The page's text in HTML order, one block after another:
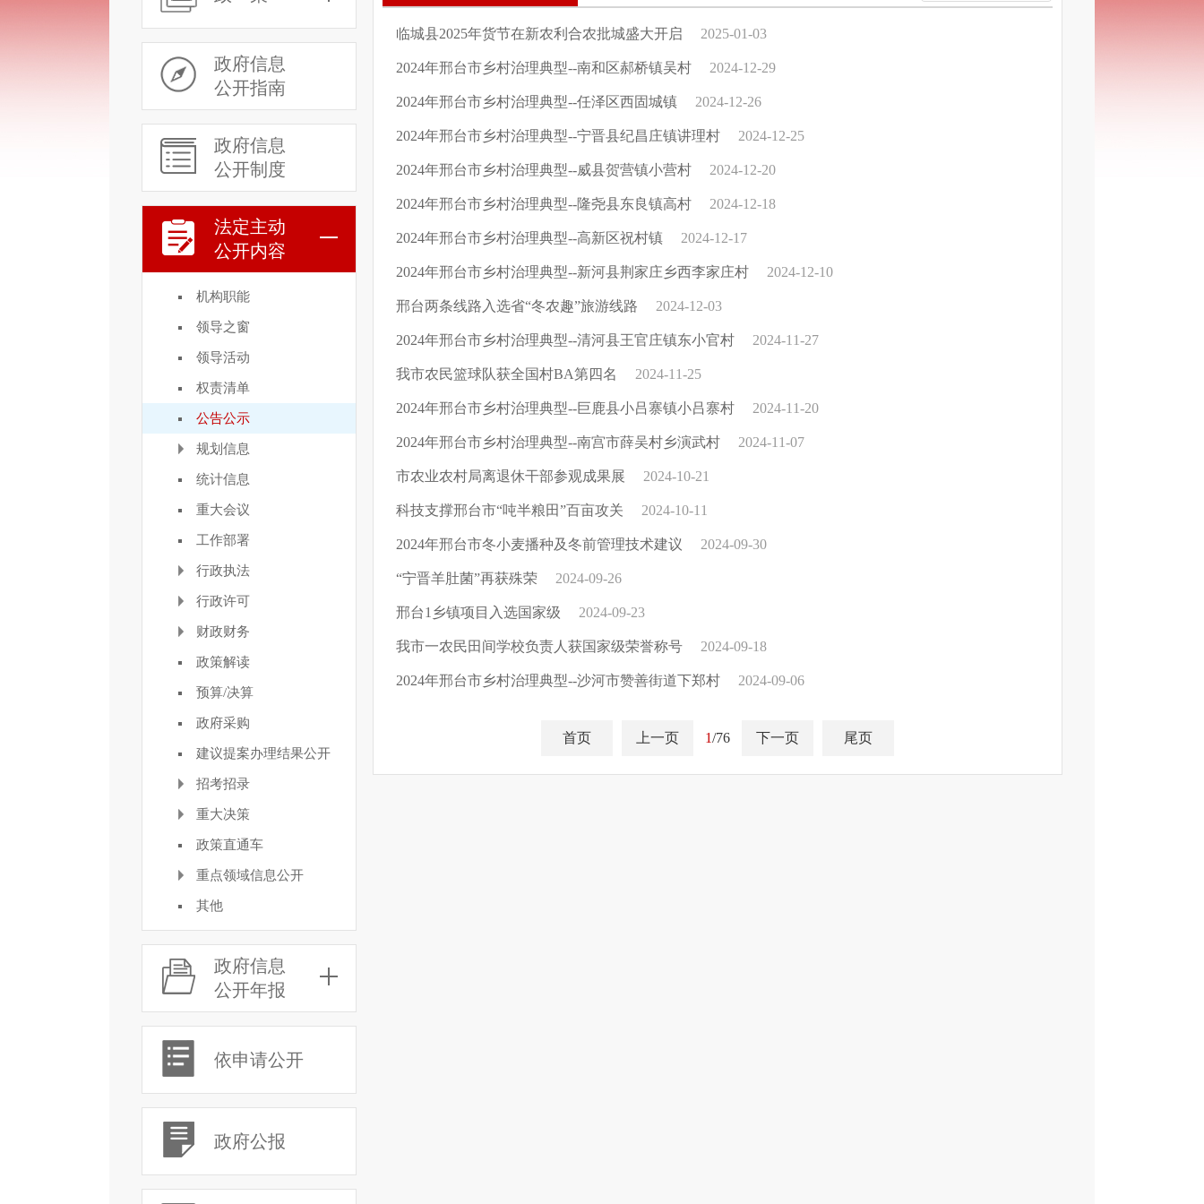
政府信息
公开指南
政府信息
公开制度
法定主动
公开内容
机构职能
领导之窗
领导活动
权责清单
公告公示
规划信息
统计信息
重大会议
工作部署
行政执法
行政许可
财政财务
政策解读
预算/决算
政府采购
建议提案办理结果公开
招考招录
重大决策
政策直通车
重点领域信息公开
其他
政府信息
公开年报
依申请公开
政府公报
临城县2025年货节在新农利合农批城盛大开启 2025-01-03
2024年邢台市乡村治理典型--南和区郝桥镇吴村 2024-12-29
2024年邢台市乡村治理典型--任泽区西固城镇 2024-12-26
2024年邢台市乡村治理典型--宁晋县纪昌庄镇讲理村 2024-12-25
2024年邢台市乡村治理典型--威县贺营镇小营村 2024-12-20
2024年邢台市乡村治理典型--隆尧县东良镇高村 2024-12-18
2024年邢台市乡村治理典型--高新区祝村镇 2024-12-17
2024年邢台市乡村治理典型--新河县荆家庄乡西李家庄村 2024-12-10
邢台两条线路入选省“冬农趣”旅游线路 2024-12-03
2024年邢台市乡村治理典型--清河县王官庄镇东小官村 2024-11-27
我市农民篮球队获全国村BA第四名 2024-11-25
2024年邢台市乡村治理典型--巨鹿县小吕寨镇小吕寨村 2024-11-20
2024年邢台市乡村治理典型--南宫市薛吴村乡演武村 2024-11-07
市农业农村局离退休干部参观成果展 2024-10-21
科技支撑邢台市“吨半粮田”百亩攻关 2024-10-11
2024年邢台市冬小麦播种及冬前管理技术建议 2024-09-30
“宁晋羊肚菌”再获殊荣 2024-09-26
邢台1乡镇项目入选国家级 2024-09-23
我市一农民田间学校负责人获国家级荣誉称号 2024-09-18
2024年邢台市乡村治理典型--沙河市赞善街道下郑村 2024-09-06
首页 上一页 1/76 下一页 尾页